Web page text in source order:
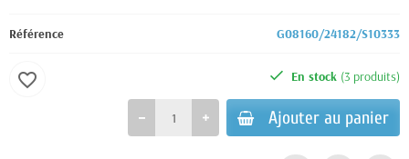
Référence G08160/24182/S10333
En stock (3 produits)
Ajouter au panier
favorite_border